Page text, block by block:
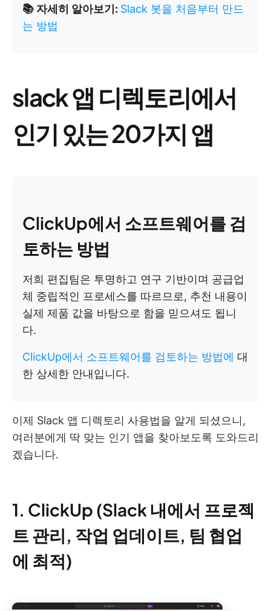
📚 자세히 알아보기: Slack 봇을 처음부터 만드
는 방법
slack 앱 디렉토리에서
인기 있는 20가지 앱
ClickUp에서 소프트웨어를 검
토하는 방법
저희 편집팀은 투명하고 연구 기반이며 공급업
체 중립적인 프로세스를 따르므로, 추천 내용이
실제 제품 값을 바탕으로 함을 믿으셔도 됩니
다.
ClickUp에서 소프트웨어를 검토하는 방법에 대
한 상세한 안내입니다.
이제 Slack 앱 디렉토리 사용법을 알게 되셨으니,
여러분에게 딱 맞는 인기 앱을 찾아보도록 도와드리
겠습니다.
1. ClickUp (Slack 내에서 프로젝
트 관리, 작업 업데이트, 팀 협업
에 최적)